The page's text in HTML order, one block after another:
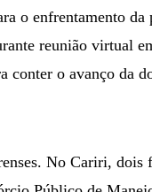
o enfrentamento da
reunião virtual
conter o avanço da
No Cariri, dois